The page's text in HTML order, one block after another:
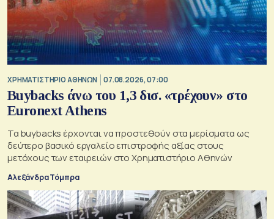
XΡΗΜΑΤΙΣΤΗΡΙΟ ΑΘΗΝΩΝ 07.08.2026, 07:00
Buybacks άνω του 1,3 δισ. «τρέχουν» στο
Euronext Athens
Τα buybacks έρχονται να προστεθούν στα μερίσματα ως
δεύτερο βασικό εργαλείο επιστροφής αξίας στους
μετόχους των εταιρειών στο Χρηματιστήριο Αθηνών
Αλεξάνδρα Τόμπρα